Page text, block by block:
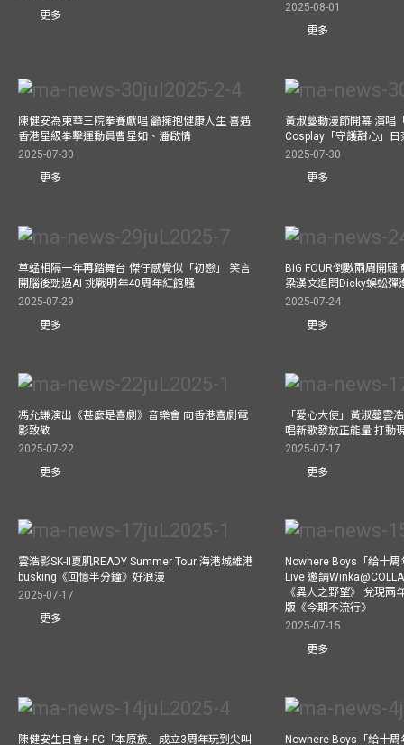
更多
2025-08-01
更多
陳健安為東華三院拳賽獻唱 籲擁抱健康人生 喜遇
香港星級拳擊運動員曹星如、潘啟情
2025-07-30
更多
黃淑蔓動漫節開幕 演唱
Cosplay「守護甜心」
2025-07-30
更多
草蜢相隔一年再踏舞台 傑仔感覺似「初戀」 笑言
開腦後勁過AI 挑戰明年40周年紅館騷
2025-07-29
更多
BIG FOUR倒數兩周開
梁漢文追問Dicky蜈蚣彈
2025-07-24
更多
馮允謙演出《甚麼是喜劇》音樂會 向香港喜劇電
影致敬
2025-07-22
更多
「愛心大使」黃淑蔓雲
唱新歌發放正能量 打動
2025-07-17
更多
雲浩影SK-II夏肌READY Summer Tour 海港城維港
busking《回憶半分鐘》好浪漫
2025-07-17
更多
Nowhere Boys「給十
Live 邀請
《異人之野望》 兌現兩
版《今期不流行》
2025-07-15
更多
陳健安生日會+ FC「本原族」成立3周年玩到尖叫 Nowhere Boys「給十